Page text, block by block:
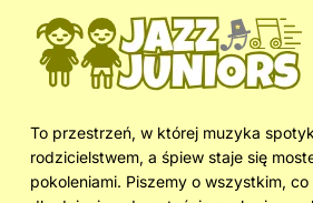
To przestrzeń, w której muzyka
rodzicielstwem, a śpiew staje się
pokoleniami. Piszemy o wszystkim,